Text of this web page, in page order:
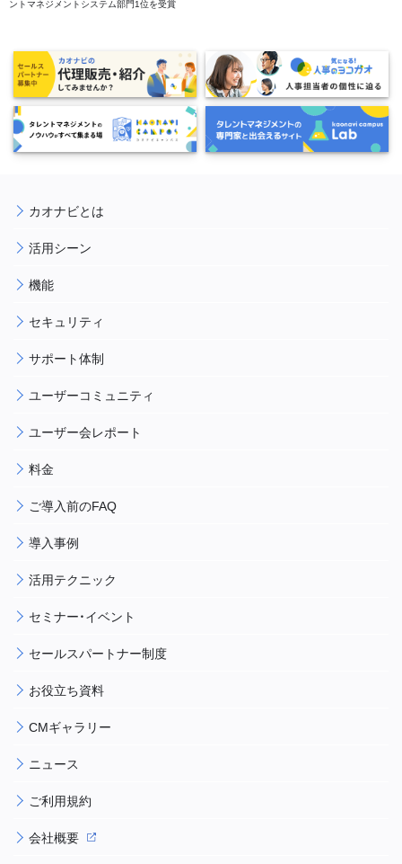
ントマネジメントシステム部門1位を受賞
カオナビとは
活用シーン
機能
セキュリティ
サポート体制
ユーザーコミュニティ
ユーザー会レポート
料金
ご導入前のFAQ
導入事例
活用テクニック
セミナー・イベント
セールスパートナー制度
お役立ち資料
CMギャラリー
ニュース
ご利用規約
会社概要